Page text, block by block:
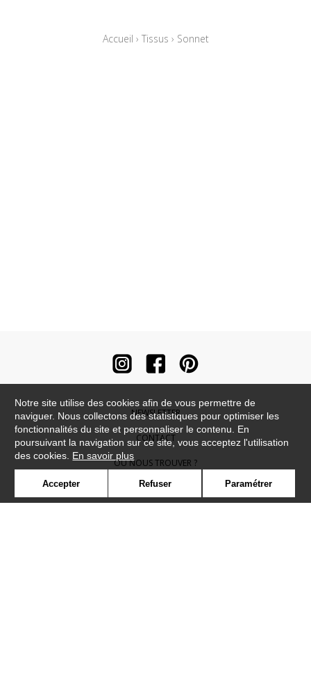
Accueil › Tissus › Sonnet
NEWSLETTER
CONTACT
OÙ NOUS TROUVER ?
CONTRACT
Notre site utilise des cookies afin de vous permettre de
naviguer. Nous collectons des statistiques pour optimiser les
fonctionnalités du site et personnaliser le contenu. En
poursuivant la navigation sur ce site, vous acceptez l'utilisation
des cookies. En savoir plus
Accepter Refuser Paramétrer